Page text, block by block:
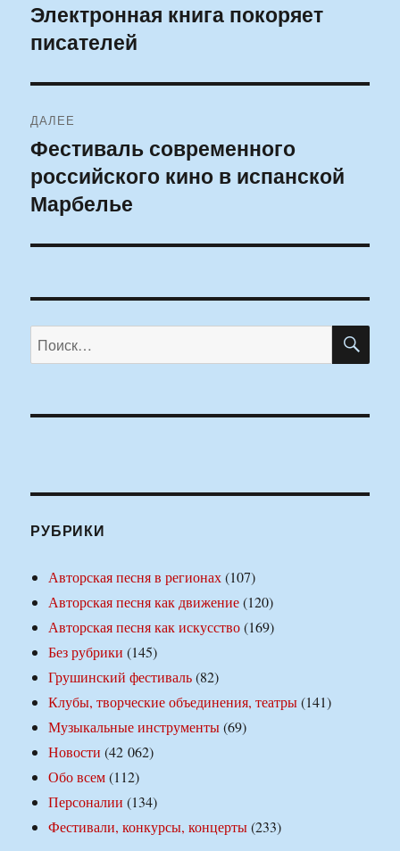
по
записям
Предыдущая
запись:
Электронная книга покоряет
писателей
ДАЛЕЕ
Следующая
запись:
Фестиваль современного
российского кино в испанской
Марбелье
Искать:
РУБРИКИ
Авторская песня в регионах(107)
Авторская песня как движение(120)
Авторская песня как искусство(169)
Без рубрики (145)
Грушинский фестиваль(82)
Клубы, творческие объединения, театры(141)
Музыкальные инструменты(69)
Новости (42 062)
Обо всем(112)
Персоналии (134)
Фестивали, конкурсы, концерты(233)